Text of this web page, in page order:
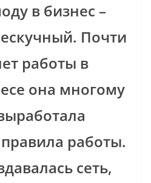
в бизнес –
Почти
работы в
она многому
работы.
сеть,